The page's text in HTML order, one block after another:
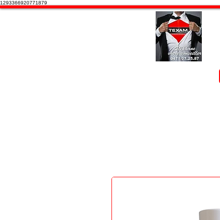
1293366920771879